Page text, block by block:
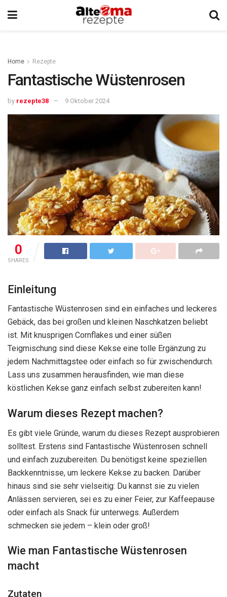
Home Rezepte
Fantastische Wüstenrosen
by rezepte38 9 Oktober 2024
0
SHARES
Einleitung
Fantastische Wüstenrosen sind ein einfaches und leckeres
Gebäck, das bei großen und kleinen Naschkatzen beliebt
ist. Mit knusprigen Cornflakes und einer süßen
Teigmischung sind diese Kekse eine tolle Ergänzung zu
jedem Nachmittagstee oder einfach so für zwischendurch.
Lass uns zusammen herausfinden, wie man diese
köstlichen Kekse ganz einfach selbst zubereiten kann!
Warum dieses Rezept machen?
Es gibt viele Gründe, warum du dieses Rezept ausprobieren
solltest. Erstens sind Fantastische Wüstenrosen schnell
und einfach zuzubereiten. Du benötigst keine speziellen
Backkenntnisse, um leckere Kekse zu backen. Darüber
hinaus sind sie sehr vielseitig: Du kannst sie zu vielen
Anlässen servieren, sei es zu einer Feier, zur Kaffeepause
oder einfach als Snack für unterwegs. Außerdem
schmecken sie jedem – klein oder groß!
Wie man Fantastische Wüstenrosen
macht
Zutaten